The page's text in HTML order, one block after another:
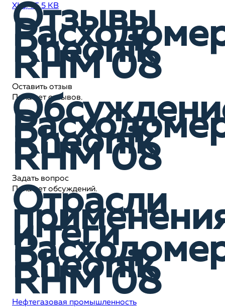
XLS, 75,5 KB
Отзывы
Rheonik
RHM 08
Оставить отзыв
Пока нет отзывов.
Rheonik
RHM 08
Задать вопрос
Пока нет обсуждений.
Отрасли
и теги
Rheonik
RHM 08
Нефтегазовая промышленность